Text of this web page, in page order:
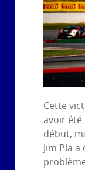
Cette
avoir été
début,
Jim Pla